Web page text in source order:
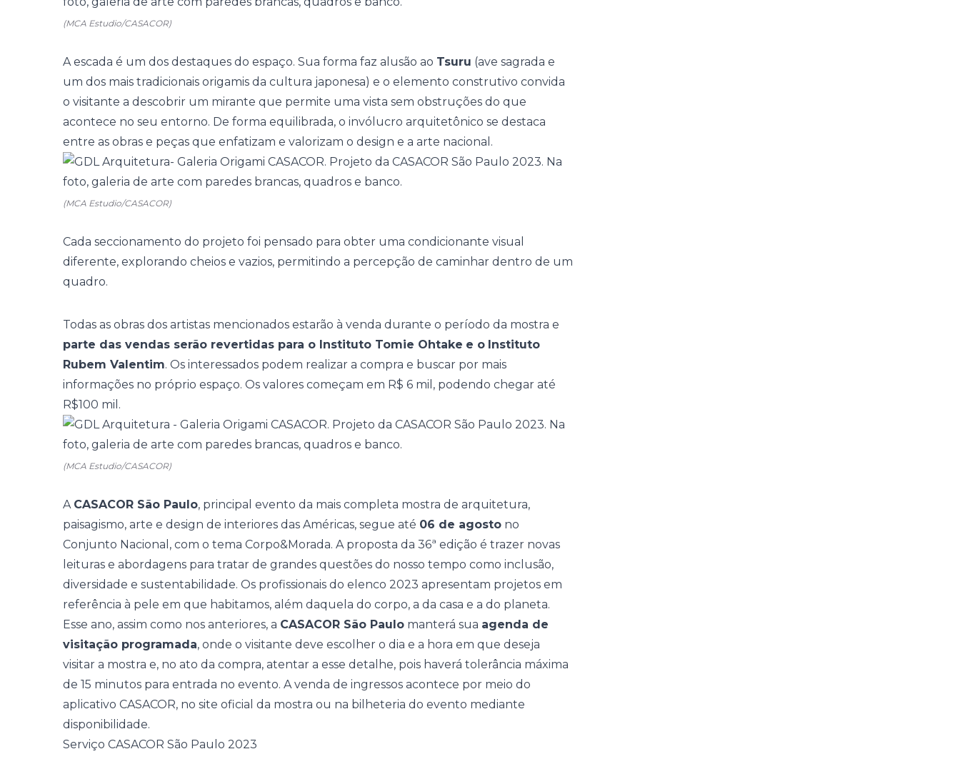
(MCA Estudio/CASACOR)
A escada é um dos destaques do espaço. Sua forma faz alusão ao Tsuru (ave sagrada e
um dos mais tradicionais origamis da cultura japonesa) e o elemento construtivo convida
o visitante a descobrir um mirante que permite uma vista sem obstruções do que
acontece no seu entorno. De forma equilibrada, o invólucro arquitetônico se destaca
entre as obras e peças que enfatizam e valorizam o design e a arte nacional.
(MCA Estudio/CASACOR)
Cada seccionamento do projeto foi pensado para obter uma condicionante visual
diferente, explorando cheios e vazios, permitindo a percepção de caminhar dentro de um
quadro.
Todas as obras dos artistas mencionados estarão à venda durante o período da mostra e
parte das vendas serão revertidas para o Instituto Tomie Ohtake e o Instituto
Rubem Valentim. Os interessados podem realizar a compra e buscar por mais
informações no próprio espaço. Os valores começam em R$ 6 mil, podendo chegar até
R$100 mil.
(MCA Estudio/CASACOR)
A CASACOR São Paulo, principal evento da mais completa mostra de arquitetura,
paisagismo, arte e design de interiores das Américas, segue até 06 de agosto no
Conjunto Nacional, com o tema Corpo&Morada. A proposta da 36ª edição é trazer novas
leituras e abordagens para tratar de grandes questões do nosso tempo como inclusão,
diversidade e sustentabilidade. Os profissionais do elenco 2023 apresentam projetos em
referência à pele em que habitamos, além daquela do corpo, a da casa e a do planeta.
Esse ano, assim como nos anteriores, a CASACOR São Paulo manterá sua agenda de
visitação programada, onde o visitante deve escolher o dia e a hora em que deseja
visitar a mostra e, no ato da compra, atentar a esse detalhe, pois haverá tolerância máxima
de 15 minutos para entrada no evento. Avenda de ingressos acontece por meio do
aplicativo CASACOR, no site oficial da mostra ou na bilheteria do evento mediante
disponibilidade.
Serviço CASACOR São Paulo 2023